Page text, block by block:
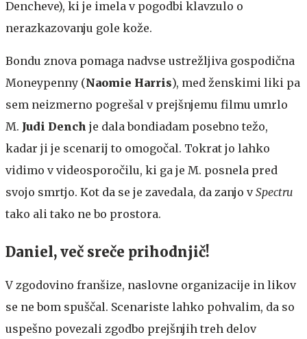
Dencheve), ki je imela v pogodbi klavzulo o
nerazkazovanju gole kože.
Bondu znova pomaga nadvse ustrežljiva gospodična
Moneypenny (Naomie Harris), med ženskimi liki pa
sem neizmerno pogrešal v prejšnjemu filmu umrlo
M. Judi Dench je dala bondiadam posebno težo,
kadar ji je scenarij to omogočal. Tokrat jo lahko
vidimo v videosporočilu, ki ga je M. posnela pred
svojo smrtjo. Kot da se je zavedala, da zanjo vSpectru
tako ali tako ne bo prostora.
Daniel, več sreče prihodnjič!
V zgodovino franšize, naslovne organizacije in likov
se ne bom spuščal. Scenariste lahko pohvalim, da so
uspešno povezali zgodbo prejšnjih treh delov